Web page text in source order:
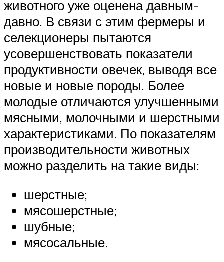
животного уже оценена давным-
давно. В связи с этим фермеры и
селекционеры пытаются
усовершенствовать показатели
продуктивности овечек, выводя все
новые и новые породы. Более
молодые отличаются улучшенными
мясными, молочными и шерстными
характеристиками. По показателям
производительности животных
можно разделить на такие виды:
шерстные;
мясошерстные;
шубные;
мясосальные.